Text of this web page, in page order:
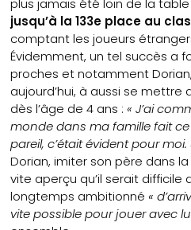
plus jamais été loin de la
jusqu’à la 133e place au
comptant les joueurs
Évidemment, un tel succès a
proches et notamment Dorian,
aujourd’hui, à aussi se
dès l’âge de 4 ans :« J’ai
monde dans ma famille fait ce
pareil, c’était évident pour moi.
Dorian, imiter son père dans la
vite aperçu qu’il serait difficile
longtemps ambitionné«
vite possible pour jouer avec